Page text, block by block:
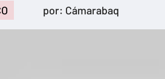
por: Cámarabaq